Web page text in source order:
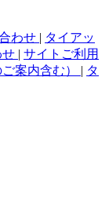
わせ | タイアッ
せ | サイトご利用
案内含む） | タ